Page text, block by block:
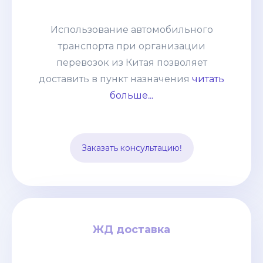
Использование автомобильного
транспорта при организации
перевозок из Китая позволяет
доставить в пункт назначения читать
больше...
Заказать консультацию!
сборных грузов, что позволяет
опта.
ЖД доставка
ЖД доставка